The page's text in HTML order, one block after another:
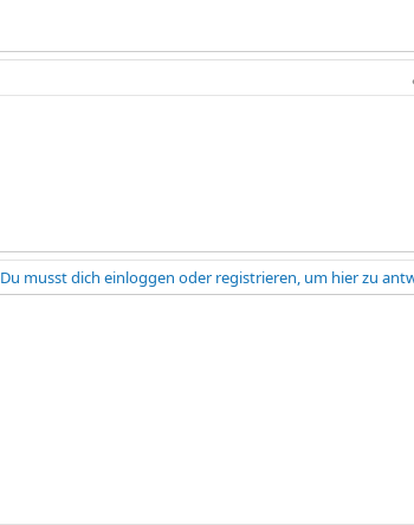
Du musst dich einloggen oder registrieren, um hier zu